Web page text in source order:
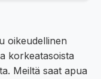
oikeudellinen
korkeatasoista
Meiltä saat apua